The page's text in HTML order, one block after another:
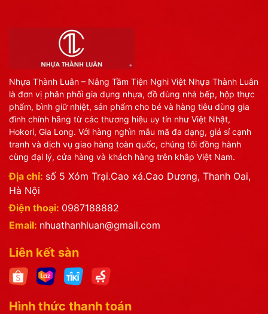
Nhựa Thành Luân – Nâng Tầm Tiện Nghi Việt Nhựa Thành Luân
là đơn vị phân phối gia dụng nhựa, đồ dùng nhà bếp, hộp thực
phẩm, bình giữ nhiệt, sản phẩm cho bé và hàng tiêu dùng gia
đình chính hãng từ các thương hiệu uy tín như Việt Nhật,
Hokori, Gia Long. Với hàng nghìn mẫu mã đa dạng, giá sỉ cạnh
tranh và dịch vụ giao hàng toàn quốc, chúng tôi đồng hành
cùng đại lý, cửa hàng và khách hàng trên khắp Việt Nam.
Địa chỉ: số 5 Xóm Trại.Cao xá.Cao Dương, Thanh Oai,
Hà Nội
Điện thoại: 0987188882
Email: nhuathanhluan@gmail.com
Liên kết sàn
Hình thức thanh toán